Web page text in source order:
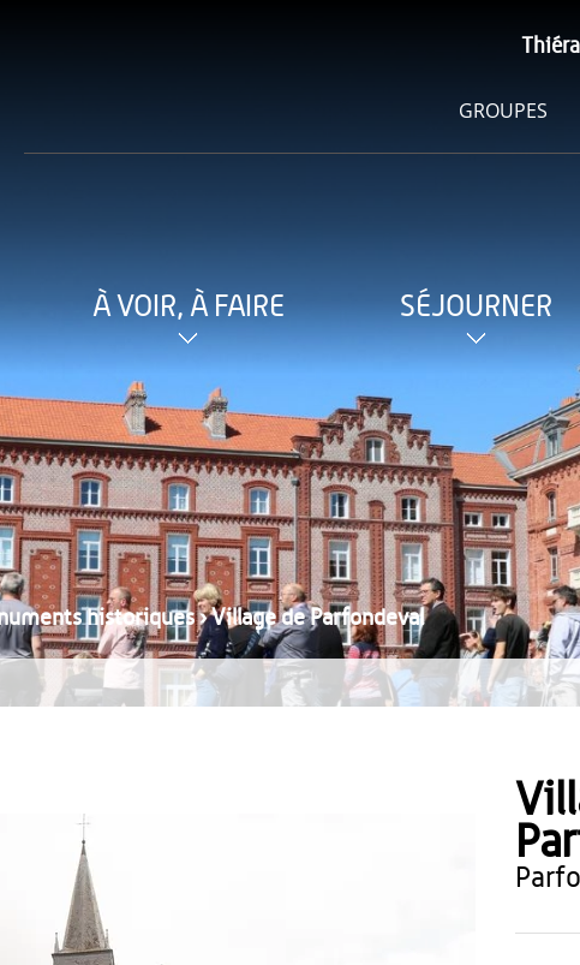
GROUPES
À VOIR, À FAIRE SÉJOURNER
historiques›Village de Parfondeval